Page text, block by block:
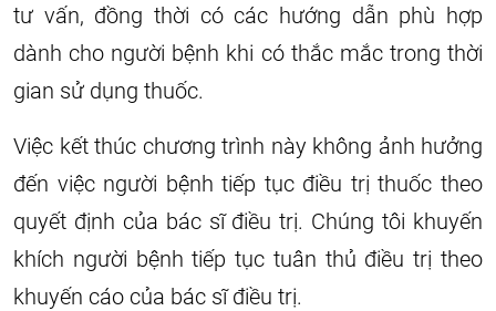
tư vấn, đồng thời có các hướng dẫn phù hợp
dành cho người bệnh khi có thắc mắc trong thời
gian sử dụng thuốc.
Việc kết thúc chương trình này không ảnh hưởng
đến việc người bệnh tiếp tục điều trị thuốc theo
quyết định của bác sĩ điều trị. Chúng tôi khuyến
khích người bệnh tiếp tục tuân thủ điều trị theo
khuyến cáo của bác sĩ điều trị.